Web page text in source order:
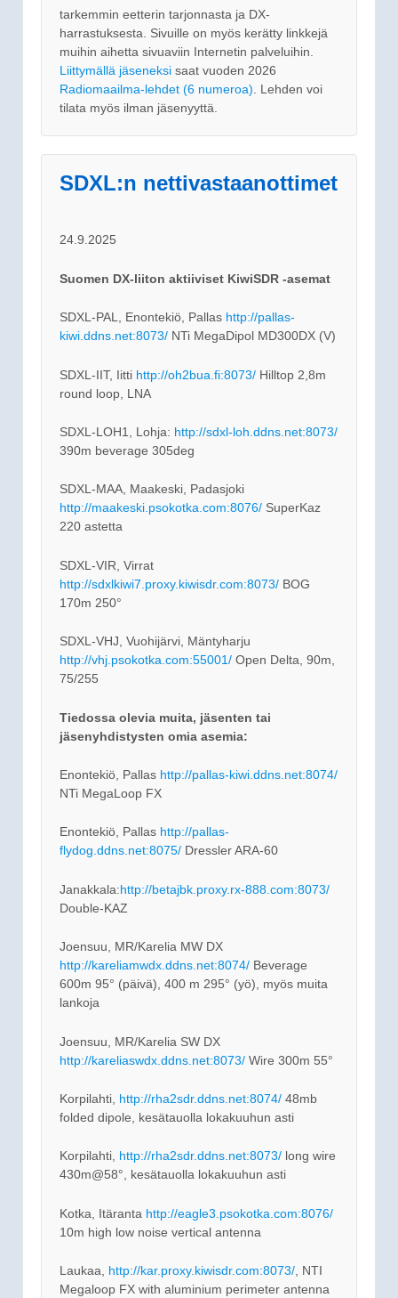
tarkemmin eetterin tarjonnasta ja DX-
harrastuksesta. Sivuille on myös kerätty linkkejä
muihin aihetta sivuaviin Internetin palveluihin.
Liittymällä jäseneksi saat vuoden 2026
Radiomaailma-lehdet (6 numeroa) . Lehden voi
tilata myös ilman jäsenyyttä.
SDXL:n nettivastaanottimet
24.9.2025
Suomen DX-liiton aktiiviset KiwiSDR -asemat
SDXL-PAL, Enontekiö, Pallas http://pallas-
kiwi.ddns.net:8073/ NTi MegaDipol MD300DX (V)
SDXL-IIT, Iitti http://oh2bua.fi:8073/ Hilltop 2,8m
round loop, LNA
SDXL-LOH1, Lohja: http://sdxl-loh.ddns.net:8073/
390m beverage 305deg
SDXL-MAA, Maakeski, Padasjoki
http://maakeski.psokotka.com:8076/ SuperKaz
220 astetta
SDXL-VIR, Virrat
http://sdxlkiwi7.proxy.kiwisdr.com:8073/ BOG
170m 250°
SDXL-VHJ, Vuohijärvi, Mäntyharju
http://vhj.psokotka.com:55001/ Open Delta, 90m,
75/255
Tiedossa olevia muita, jäsenten tai
jäsenyhdistysten omia asemia:
Enontekiö, Pallas http://pallas-kiwi.ddns.net:8074/
NTi MegaLoop FX
Enontekiö, Pallas http://pallas-
flydog.ddns.net:8075/ Dressler ARA-60
Janakkala:http://betajbk.proxy.rx-888.com:8073/
Double-KAZ
Joensuu, MR/Karelia MW DX
http://kareliamwdx.ddns.net:8074/ Beverage
600m 95° (päivä), 400 m 295° (yö), myös muita
lankoja
Joensuu, MR/Karelia SW DX
http://kareliaswdx.ddns.net:8073/ Wire 300m 55°
Korpilahti, http://rha2sdr.ddns.net:8074/ 48mb
folded dipole, kesätauolla lokakuuhun asti
Korpilahti, http://rha2sdr.ddns.net:8073/ long wire
430m@58°, kesätauolla lokakuuhun asti
Kotka, Itäranta http://eagle3.psokotka.com:8076/
10m high low noise vertical antenna
Laukaa, http://kar.proxy.kiwisdr.com:8073/ , NTI
Megaloop FX with aluminium perimeter antenna